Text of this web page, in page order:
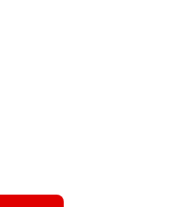
Uvízly mu v zobáku,